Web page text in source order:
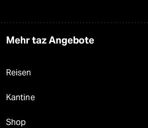
Mehr taz Angebote
Reisen
Kantine
Shop